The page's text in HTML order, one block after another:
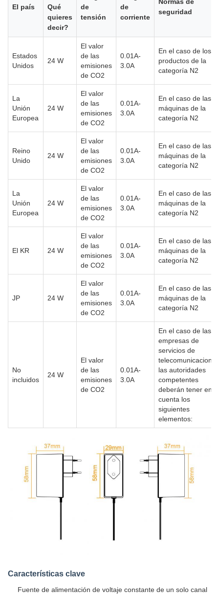
El país
Qué
quieres
decir?
de
tensión
de
corriente
seguridad
Estados
Unidos
24 W
El valor
de las
emisiones
de CO2
0.01A-
3.0A
En el caso de los
productos de la
categoría N2
La
Unión
Europea
24 W
El valor
de las
emisiones
de CO2
0.01A-
3.0A
En el caso de las
máquinas de la
categoría N2
Reino
Unido
24 W
El valor
de las
emisiones
de CO2
0.01A-
3.0A
En el caso de las
máquinas de la
categoría N2
La
Unión
Europea
24 W
El valor
de las
emisiones
de CO2
0.01A-
3.0A
En el caso de las
máquinas de la
categoría N2
El KR 24 W
El valor
de las
emisiones
de CO2
0.01A-
3.0A
En el caso de las
máquinas de la
categoría N2
JP 24 W
El valor
de las
emisiones
de CO2
0.01A-
3.0A
En el caso de las
máquinas de la
categoría N2
No
incluidos
24 W
El valor
de las
emisiones
de CO2
0.01A-
3.0A
En el caso de las
empresas de
servicios de
las autoridades
competentes
deberán tener en
cuenta los
siguientes
elementos:
Características clave
Fuente de alimentación de voltaje constante de un solo canal